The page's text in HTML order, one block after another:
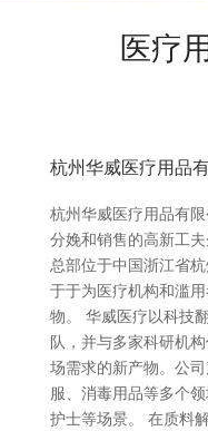
医疗
杭州华威医疗用品
杭州华威医疗用品有
分娩和销售的高新工
总部位于中国浙江省
于于为医疗机构和滥
物。 华威医疗以科技
队，并与多家科研机
场需求的新产物。公
服、消毒用品等多个
护士等场景。 在质料